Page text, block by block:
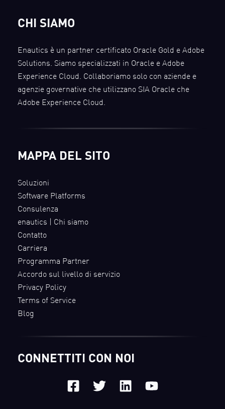
CHI SIAMO
Enautics è un partner certificato Oracle Gold e Adobe
Solutions. Siamo specializzati in Oracle e Adobe
Experience Cloud. Collaboriamo solo con aziende e
agenzie governative che utilizzano SIA Oracle che
Adobe Experience Cloud.
MAPPA DEL SITO
Soluzioni
Software Platforms
Consulenza
enautics | Chi siamo
Contatto
Carriera
Programma Partner
Accordo sul livello di servizio
Privacy Policy
Terms of Service
Blog
CONNETTITI CON NOI